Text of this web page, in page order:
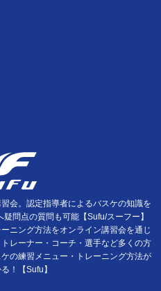
会。認定指導者によるバスケの知識を
問点の質問も可能【Sufu/スーフー】
ニング方法をオンライン講習会を通じ
レーナー・コーチ・選手など多くの方
の練習メニュー・トレーニング方法が
！【Sufu】